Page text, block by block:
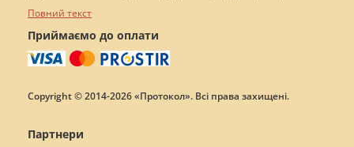
Повний текст
Приймаємо до оплати
Copyright © 2014-2026 «Протокол». Всі права захищені.
Партнери